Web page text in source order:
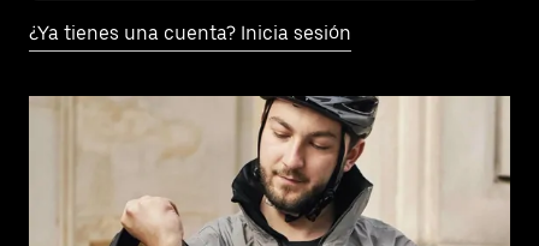
¿Ya tienes una cuenta? Inicia sesión